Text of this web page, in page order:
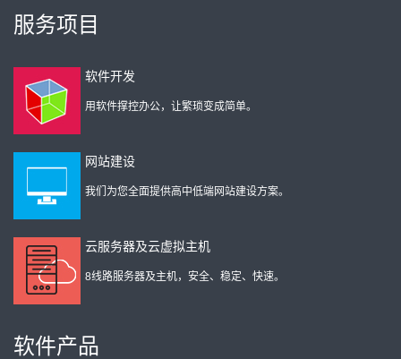
服务项目
软件开发
用软件撑控办公，让繁琐变成简单。
网站建设
我们为您全面提供高中低端网站建设方案。
云服务器及云虚拟主机
8线路服务器及主机，安全、稳定、快速。
软件产品